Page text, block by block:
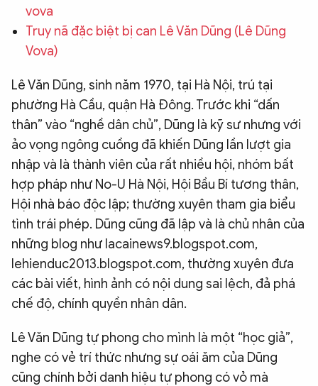
BẠN ĐỌC & CAND
eMagazine
Podcast
Video Ảnh
Infographic
Chuyên trang An ninh thế giới Văn nghệ Công an
Chuyên đề
vova
Truy nã đặc biệt bị can Lê Văn Dũng (Lê Dũng
Vova)
Lê Văn Dũng, sinh năm 1970, tại Hà Nội, trú tại
phường Hà Cầu, quận Hà Đông. Trước khi “dấn
thân” vào “nghề dân chủ”, Dũng là kỹ sư nhưng với
ảo vọng ngông cuồng đã khiến Dũng lần lượt gia
nhập và là thành viên của rất nhiều hội, nhóm bất
hợp pháp như No-U Hà Nội, Hội Bầu Bí tương thân,
Hội nhà báo độc lập; thường xuyên tham gia biểu
tình trái phép. Dũng cũng đã lập và là chủ nhân của
những blog như lacainews9.blogspot.com,
lehienduc2013.blogspot.com, thường xuyên đưa
các bài viết, hình ảnh có nội dung sai lệch, đả phá
chế độ, chính quyền nhân dân.
Lê Văn Dũng tự phong cho mình là một “học giả”,
nghe có vẻ trí thức nhưng sự oái ăm của Dũng
cũng chính bởi danh hiệu tự phong có vỏ mà